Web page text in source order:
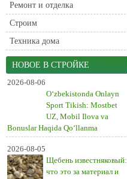
Ремонт и отделка
Строим
Техника дома
НОВОЕ В СТРОЙКЕ
2026-08-06
O‘zbekistonda Onlayn
Sport Tikish: Mostbet
UZ, Mobil Ilova va
Bonuslar Haqida Qo‘llanma
2026-08-05
Щебень известняковый:
что это за материал и